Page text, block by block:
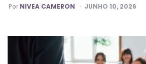
PUBLICADO
POR
Por NIVEA CAMERON JUNHO 10, 2026